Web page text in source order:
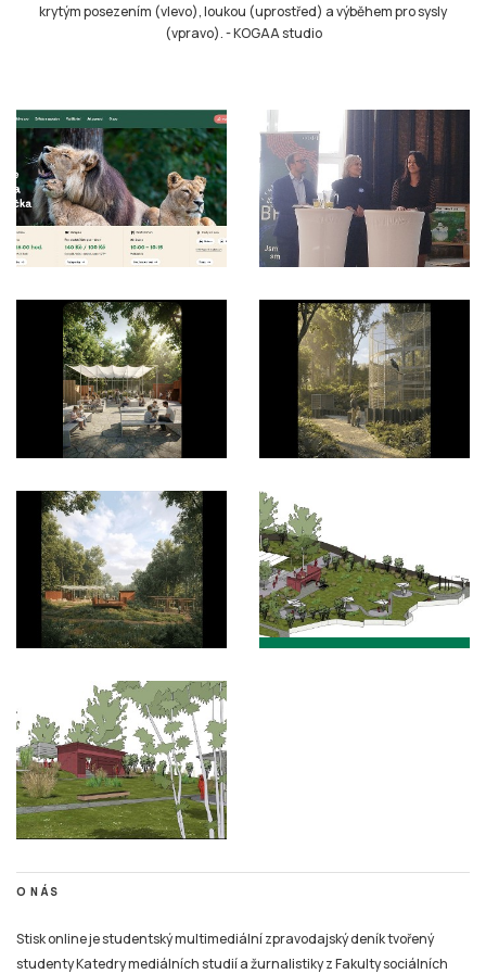
krytým posezením (vlevo), loukou (uprostřed) a výběhem pro sysly
(vpravo).-KOGAA studio
O NÁS
Stisk online je studentský multimediální zpravodajský deník tvořený
studenty Katedry mediálních studií a žurnalistiky z Fakulty sociálních